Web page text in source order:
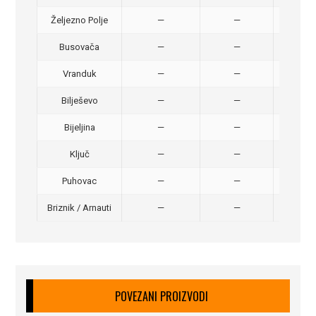
Željezno Polje — —
Busovača — —
Vranduk — —
Bilješevo — —
Bijeljina — —
Ključ — —
Puhovac — —
Briznik / Arnauti — —
POVEZANI PROIZVODI